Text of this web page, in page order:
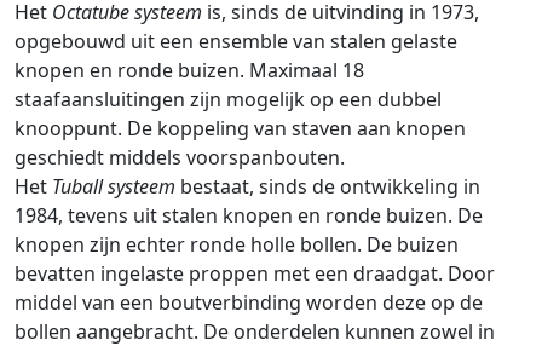
Het Octatube systeem is, sinds de uitvinding in 1973,
opgebouwd uit een ensemble van stalen gelaste
knopen en ronde buizen. Maximaal 18
staafaansluitingen zijn mogelijk op een dubbel
knooppunt. De koppeling van staven aan knopen
geschiedt middels voorspanbouten.
Het Tuball systeem bestaat, sinds de ontwikkeling in
1984, tevens uit stalen knopen en ronde buizen. De
knopen zijn echter ronde holle bollen. De buizen
bevatten ingelaste proppen met een draadgat. Door
middel van een boutverbinding worden deze op de
bollen aangebracht. De onderdelen kunnen zowel in